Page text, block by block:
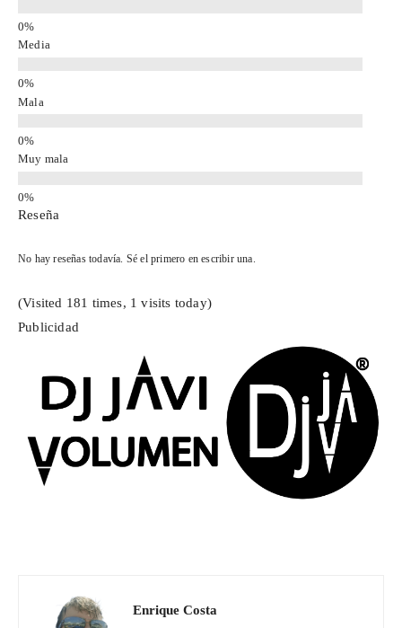
Media
Mala
Muy mala
Reseña
No hay reseñas todavía. Sé el primero en escribir una.
(Visited 181 times, 1 visits today)
Publicidad
Enrique Costa